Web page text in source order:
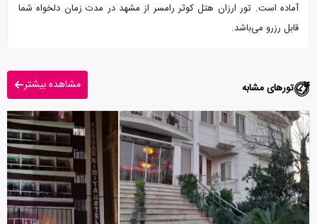
آماده است. تور ارزان هتل کوثر رامسر از مشهد در مدت زمان دلخواه شما
قابل رزرو می‌باشد.
تورهای مشابه مشاهده بیشتر